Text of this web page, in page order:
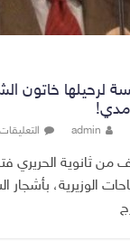
لرحيلها خاتون
admin التعليقات
ثانوية الحريري
الوزيرية، بأشجار